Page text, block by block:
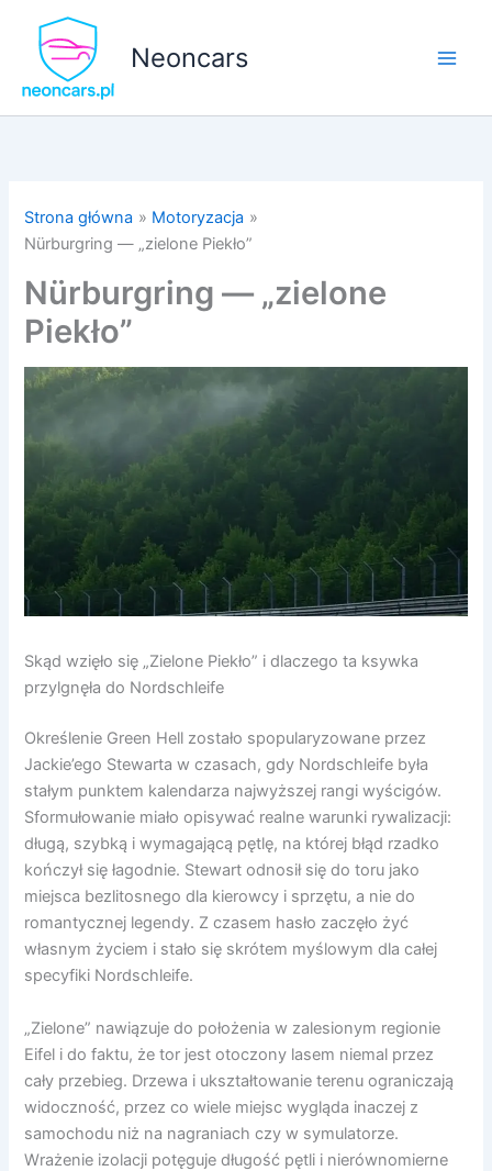
Neoncars
Strona główna
Motoryzacja
Nürburgring — „zielone Piekło”
Nürburgring — „zielone
Piekło”
Skąd wzięło się „Zielone Piekło” i dlaczego ta ksywka
przylgnęła do Nordschleife
Określenie Green Hell zostało spopularyzowane przez
Jackie’ego Stewarta w czasach, gdy Nordschleife była
stałym punktem kalendarza najwyższej rangi wyścigów.
Sformułowanie miało opisywać realne warunki rywalizacji:
długą, szybką i wymagającą pętlę, na której błąd rzadko
kończył się łagodnie. Stewart odnosił się do toru jako
miejsca bezlitosnego dla kierowcy i sprzętu, a nie do
romantycznej legendy. Z czasem hasło zaczęło żyć
własnym życiem i stało się skrótem myślowym dla całej
specyfiki Nordschleife.
„Zielone” nawiązuje do położenia w zalesionym regionie
Eifel i do faktu, że tor jest otoczony lasem niemal przez
cały przebieg. Drzewa i ukształtowanie terenu ograniczają
widoczność, przez co wiele miejsc wygląda inaczej z
samochodu niż na nagraniach czy w symulatorze.
Wrażenie izolacji potęguje długość pętli i nierównomierne